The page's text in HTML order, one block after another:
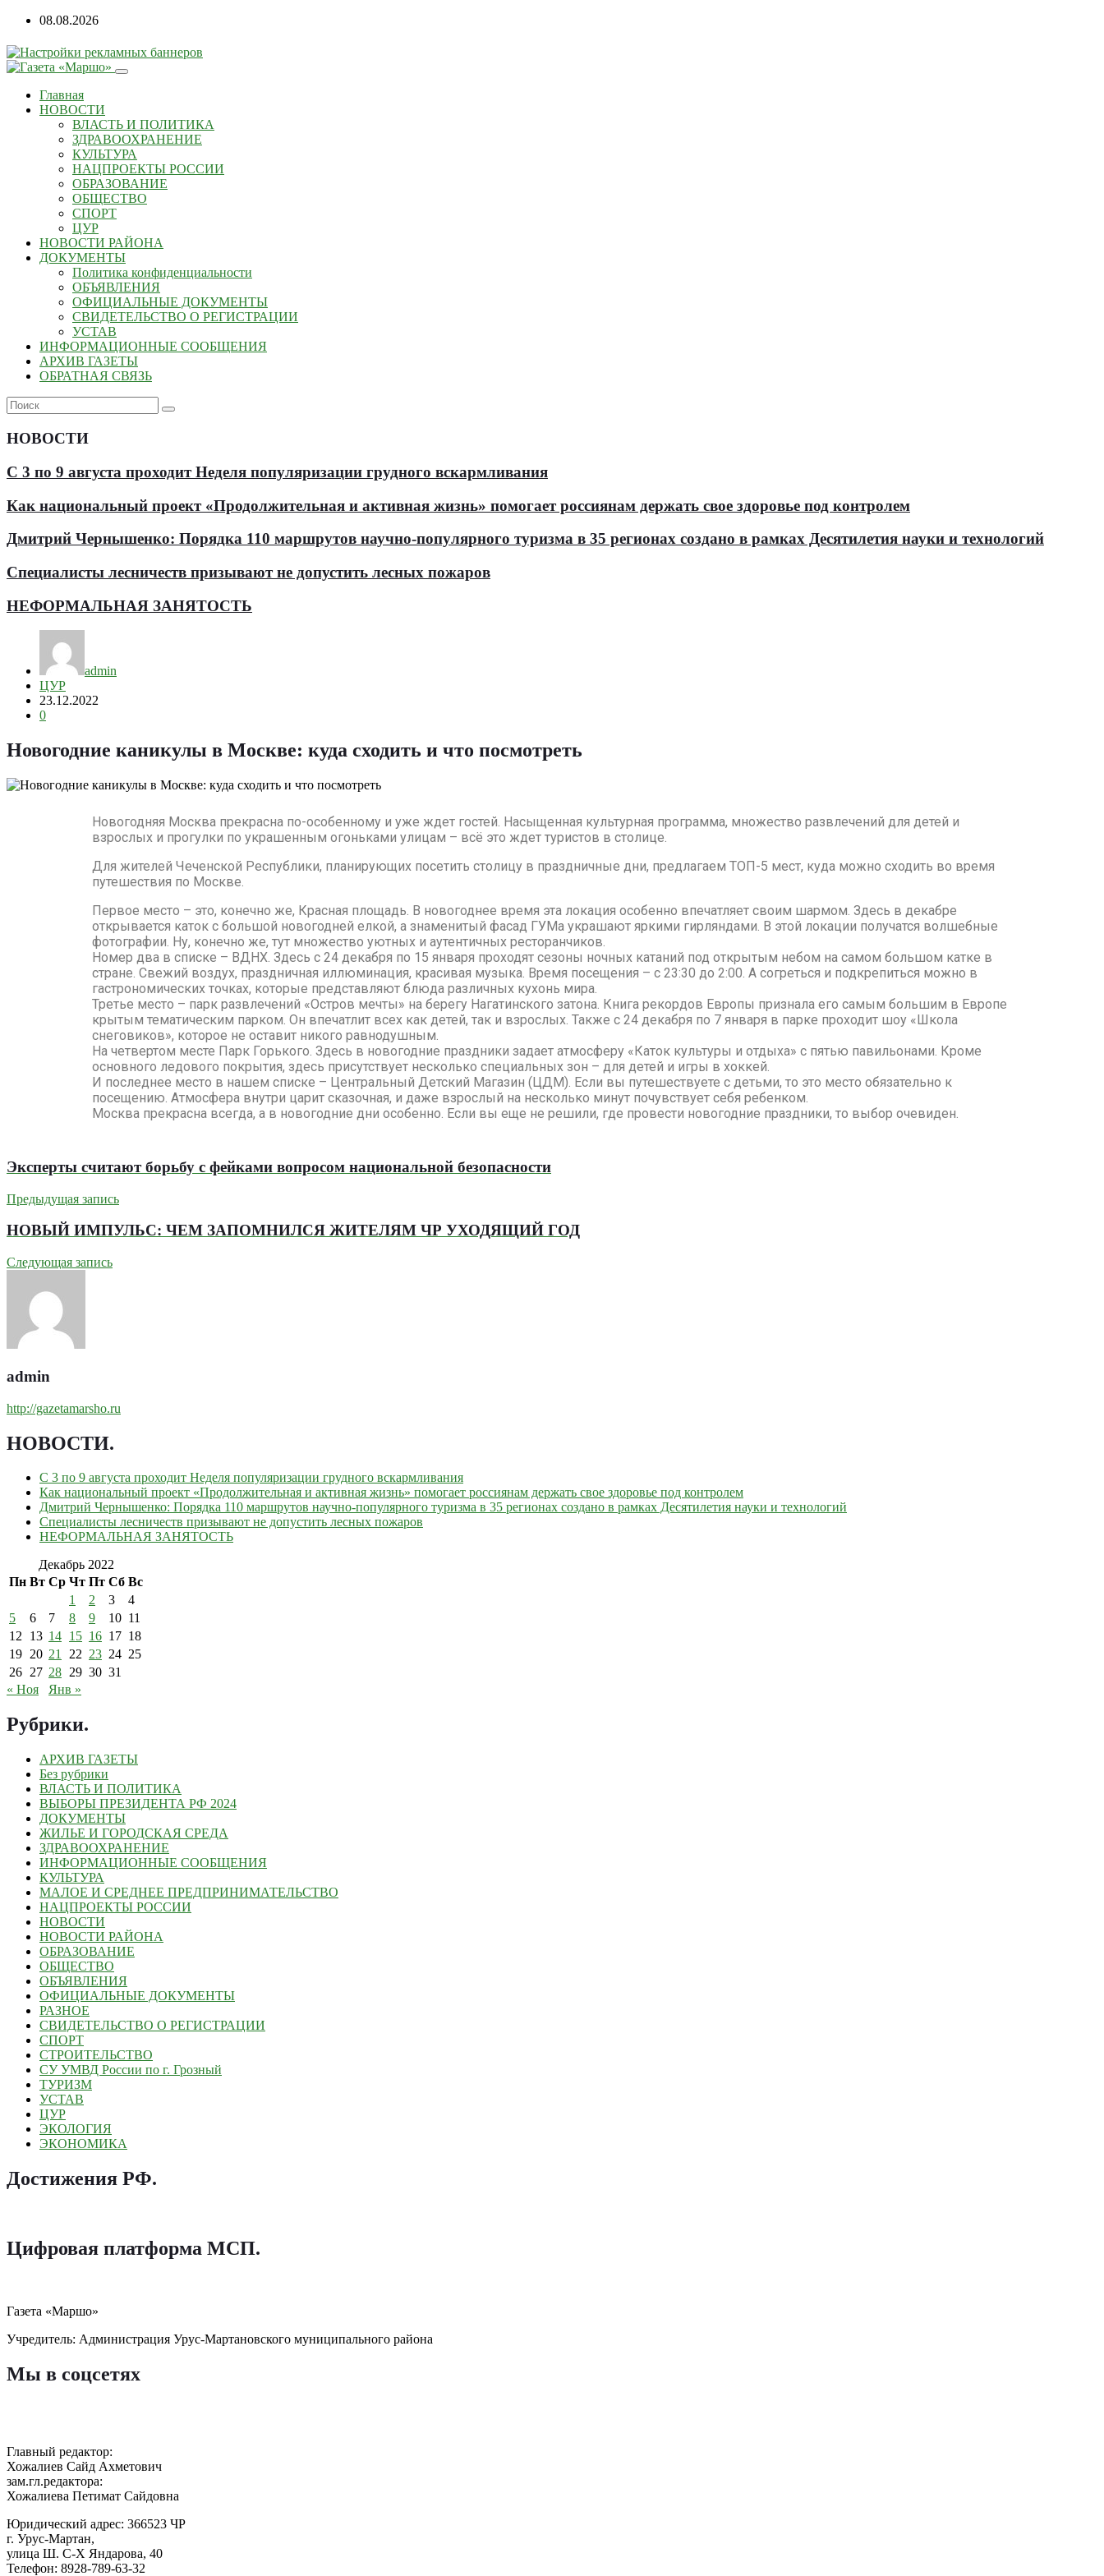
08.08.2026
Главная
НОВОСТИ
ВЛАСТЬ И ПОЛИТИКА
ЗДРАВООХРАНЕНИЕ
КУЛЬТУРА
НАЦПРОЕКТЫ РОССИИ
ОБРАЗОВАНИЕ
ОБЩЕСТВО
СПОРТ
ЦУР
НОВОСТИ РАЙОНА
ДОКУМЕНТЫ
Политика конфиденциальности
ОБЪЯВЛЕНИЯ
ОФИЦИАЛЬНЫЕ ДОКУМЕНТЫ
СВИДЕТЕЛЬСТВО О РЕГИСТРАЦИИ
УСТАВ
ИНФОРМАЦИОННЫЕ СООБЩЕНИЯ
АРХИВ ГАЗЕТЫ
ОБРАТНАЯ СВЯЗЬ
НОВОСТИ
С 3 по 9 августа проходит Неделя популяризации грудного вскармливания
Как национальный проект «Продолжительная и активная жизнь» помогает россиянам держать свое здоровье под контролем
Дмитрий Чернышенко: Порядка 110 маршрутов научно-популярного туризма в 35 регионах создано в рамках Десятилетия науки и технологий
Специалисты лесничеств призывают не допустить лесных пожаров
НЕФОРМАЛЬНАЯ ЗАНЯТОСТЬ
admin
ЦУР
23.12.2022
0
Новогодние каникулы в Москве: куда сходить и что посмотреть
Новогодняя Москва прекрасна по-особенному и уже ждет гостей. Насыщенная культурная программа, множество развлечений для детей и
взрослых и прогулки по украшенным огоньками улицам – всё это ждет туристов в столице.
Для жителей Чеченской Республики, планирующих посетить столицу в праздничные дни, предлагаем ТОП-5 мест, куда можно сходить во время
путешествия по Москве.
Первое место – это, конечно же, Красная площадь. В новогоднее время эта локация особенно впечатляет своим шармом. Здесь в декабре
открывается каток с большой новогодней елкой, а знаменитый фасад ГУМа украшают яркими гирляндами. В этой локации получатся волшебные
фотографии. Ну, конечно же, тут множество уютных и аутентичных ресторанчиков.
Номер два в списке – ВДНХ. Здесь с 24 декабря по 15 января проходят сезоны ночных катаний под открытым небом на самом большом катке в
стране. Свежий воздух, праздничная иллюминация, красивая музыка. Время посещения – с 23:30 до 2:00. А согреться и подкрепиться можно в
гастрономических точках, которые представляют блюда различных кухонь мира.
Третье место – парк развлечений «Остров мечты» на берегу Нагатинского затона. Книга рекордов Европы признала его самым большим в Европе
крытым тематическим парком. Он впечатлит всех как детей, так и взрослых. Также с 24 декабря по 7 января в парке проходит шоу «Школа
снеговиков», которое не оставит никого равнодушным.
На четвертом месте Парк Горького. Здесь в новогодние праздники задает атмосферу «Каток культуры и отдыха» с пятью павильонами. Кроме
основного ледового покрытия, здесь присутствует несколько специальных зон – для детей и игры в хоккей.
И последнее место в нашем списке – Центральный Детский Магазин (ЦДМ). Если вы путешествуете с детьми, то это место обязательно к
посещению. Атмосфера внутри царит сказочная, и даже взрослый на несколько минут почувствует себя ребенком.
Москва прекрасна всегда, а в новогодние дни особенно. Если вы еще не решили, где провести новогодние праздники, то выбор очевиден.
Эксперты считают борьбу с фейками вопросом национальной безопасности
Предыдущая запись
НОВЫЙ ИМПУЛЬС: ЧЕМ ЗАПОМНИЛСЯ ЖИТЕЛЯМ ЧР УХОДЯЩИЙ ГОД
Следующая запись
admin
http://gazetamarsho.ru
НОВОСТИ.
С 3 по 9 августа проходит Неделя популяризации грудного вскармливания
Как национальный проект «Продолжительная и активная жизнь» помогает россиянам держать свое здоровье под контролем
Дмитрий Чернышенко: Порядка 110 маршрутов научно-популярного туризма в 35 регионах создано в рамках Десятилетия науки и технологий
Специалисты лесничеств призывают не допустить лесных пожаров
НЕФОРМАЛЬНАЯ ЗАНЯТОСТЬ
Декабрь 2022
Пн Вт Ср Чт Пт Сб Вс
1
2 3
4
5
6 7 8 9 10 11
12 13 14 15 16 17 18
19 20 21 22 23 24 25
26 27 28 29 30 31
« Ноя
Янв »
Рубрики.
АРХИВ ГАЗЕТЫ
Без рубрики
ВЛАСТЬ И ПОЛИТИКА
ВЫБОРЫ ПРЕЗИДЕНТА РФ 2024
ДОКУМЕНТЫ
ЖИЛЬЕ И ГОРОДСКАЯ СРЕДА
ЗДРАВООХРАНЕНИЕ
ИНФОРМАЦИОННЫЕ СООБЩЕНИЯ
КУЛЬТУРА
МАЛОЕ И СРЕДНЕЕ ПРЕДПРИНИМАТЕЛЬСТВО
НАЦПРОЕКТЫ РОССИИ
НОВОСТИ
НОВОСТИ РАЙОНА
ОБРАЗОВАНИЕ
ОБЩЕСТВО
ОБЪЯВЛЕНИЯ
ОФИЦИАЛЬНЫЕ ДОКУМЕНТЫ
РАЗНОЕ
СВИДЕТЕЛЬСТВО О РЕГИСТРАЦИИ
СПОРТ
СТРОИТЕЛЬСТВО
СУ УМВД России по г. Грозный
ТУРИЗМ
УСТАВ
ЦУР
ЭКОЛОГИЯ
ЭКОНОМИКА
Достижения РФ.
Цифровая платформа МСП.
Газета «Маршо»
Учредитель: Администрация Урус-Мартановского муниципального района
Мы в соцсетях
Главный редактор:
Хожалиев Сайд Ахметович
зам.гл.редактора:
Хожалиева Петимат Сайдовна
Юридический адрес: 366523 ЧР
г. Урус-Мартан,
улица Ш. С-Х Яндарова, 40
Телефон: 8928-789-63-32